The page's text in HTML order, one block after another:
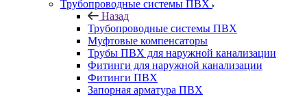
Трубопроводные системы ПВХ
Назад
Трубопроводные системы ПВХ
Муфтовые компенсаторы
Трубы ПВХ для наружной канализации
Фитинги для наружной канализации
Фитинги ПВХ
Запорная арматура ПВХ